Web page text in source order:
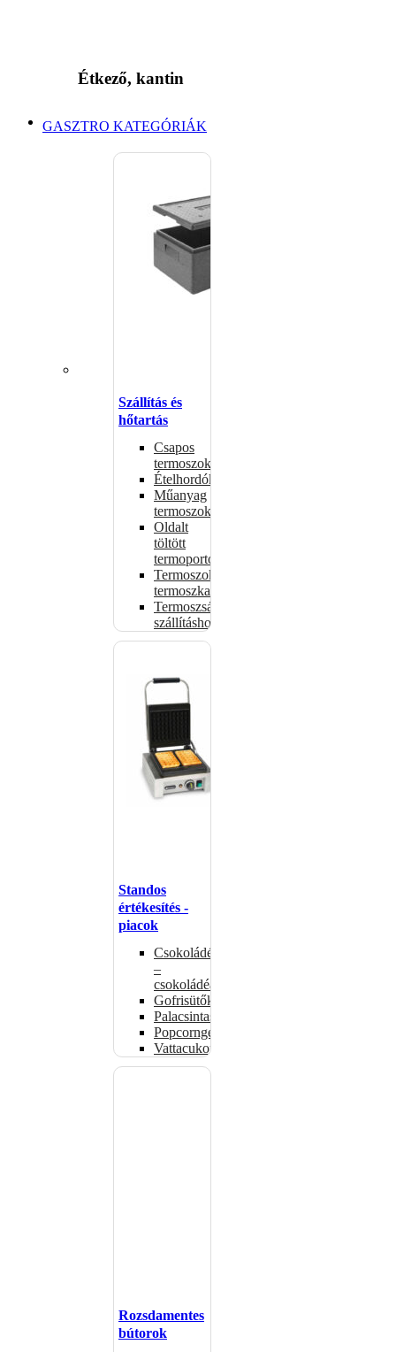
Étkező, kantin
GASZTRO KATEGÓRIÁK
Szállítás és
hőtartás
Csapos
termoszok
Ételhordók
Műanyag
termoszok
Oldalt
töltött
termoportok
Termoszok,
termoszkannák
Termoszsákok
szállításhoz
Standos
értékesítés -
piacok
Csokoládémelegítők
–
csokoládéadagolók
Gofrisütők
Palacsintasütők
Popcorngépek
Vattacukorgép
Rozsdamentes
bútorok